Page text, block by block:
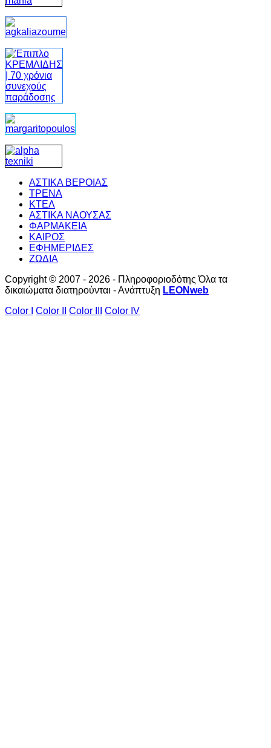
ΑΣΤΙΚΑ ΒΕΡΟΙΑΣ
ΤΡΕΝΑ
ΚΤΕΛ
ΑΣΤΙΚΑ ΝΑΟΥΣΑΣ
ΦΑΡΜΑΚΕΙΑ
ΚΑΙΡΟΣ
ΕΦΗΜΕΡΙΔΕΣ
ΖΩΔΙΑ
Copyright © 2007 - 2026 - Πληροφοριοδότης Όλα τα
δικαιώματα διατηρούνται - Ανάπτυξη LEONweb
Color I
Color II Color III Color IV